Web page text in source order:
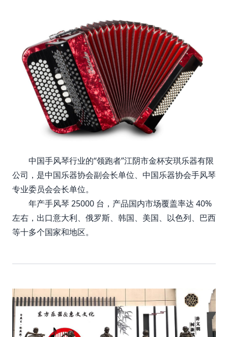
中国手风琴行业的“领跑者”江阴市金杯安琪乐器有限
公司，是中国乐器协会副会长单位、中国乐器协会手风琴
专业委员会会长单位。
年产手风琴 25000 台，产品国内市场覆盖率达 40%
左右，出口意大利、俄罗斯、韩国、美国、以色列、巴西
等十多个国家和地区。